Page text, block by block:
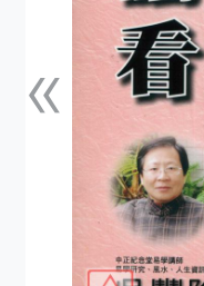
«上一張